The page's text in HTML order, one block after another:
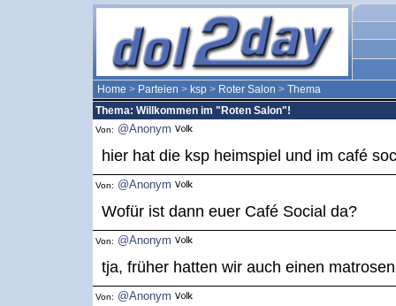
Home > Parteien > ksp > Roter Salon > Thema
Thema: Willkommen im "Roten Salon"!
Von: @Anonym
hier hat die ksp heimspiel und im café
Von: @Anonym
Wofür ist dann euer Café Social da?
Von: @Anonym
tja, früher hatten wir auch einen
Von: @Anonym